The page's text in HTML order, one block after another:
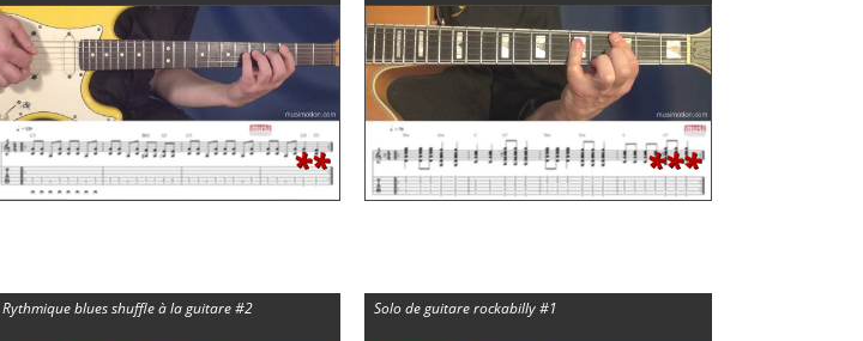
** ***
Rythmique blues shuffle à la guitare #2 Solo de guitare rockabilly #1